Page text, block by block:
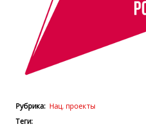
Рубрика Нац. проекты
Теги